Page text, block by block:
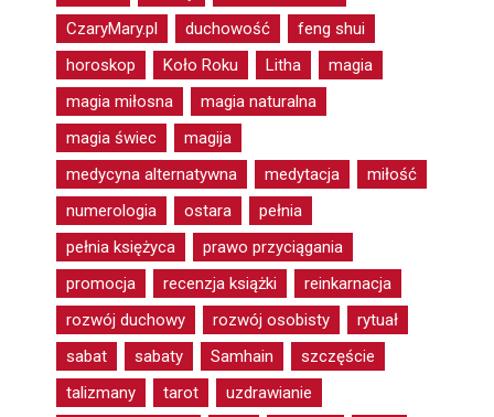
CzaryMary.pl
duchowość
feng shui
horoskop
Koło Roku Litha
magia
magia miłosna
magia naturalna
magia świec
magija
medycyna alternatywna
medytacja
miłość
numerologia
ostara
pełnia
pełnia księżyca
prawo przyciągania
promocja
recenzja książki
reinkarnacja
rozwój duchowy
rozwój osobisty
rytuał
sabat
sabaty Samhain
szczęście
talizmany
tarot
uzdrawianie